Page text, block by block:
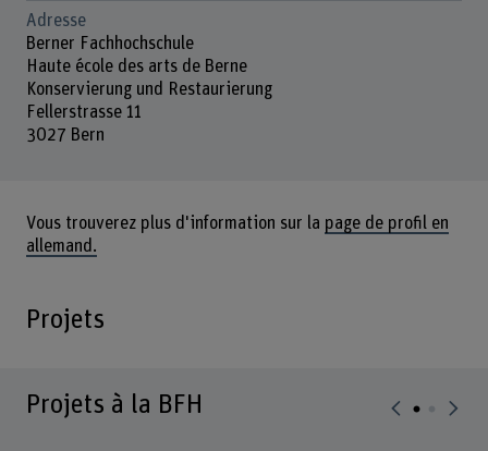
Adresse
Berner Fachhochschule
Haute école des arts de Berne
Konservierung und Restaurierung
Fellerstrasse 11
3027 Bern
Vous trouverez plus d'information sur la page de profil en
allemand.
Projets
Projets à la BFH